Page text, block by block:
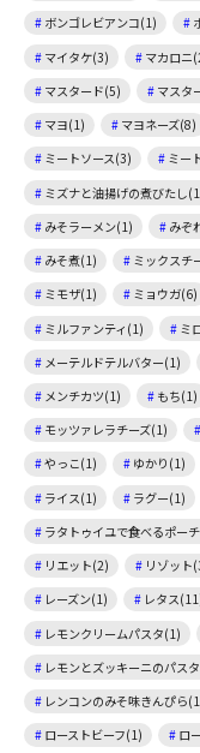
ボンゴレビアンコ(1)
マイタケ(3)
マカロニ
マスタード(5)
マスタ
マヨ(1)
マヨネーズ(8)
ミートソース(3)
ミー
ミズナと油揚げの煮びたし
みそラーメン(1)
みぞ
みそ煮(1)
ミックスチ
ミモザ(1)
ミョウガ(6)
ミルファンティ(1)
ミ
メーテルドテルバター(1)
メンチカツ(1)
もち(1)
モッツァレラチーズ(1)
やっこ(1)
ゆかり(1)
ライス(1)
ラグー(1)
ラタトゥイユで食べるポー
リエット(2)
リゾット
レーズン(1)
レタス
レモンクリームパスタ(1)
レモンとズッキーニのパス
レンコンのみそ味きんぴら
ローストビーフ(1)
ロ